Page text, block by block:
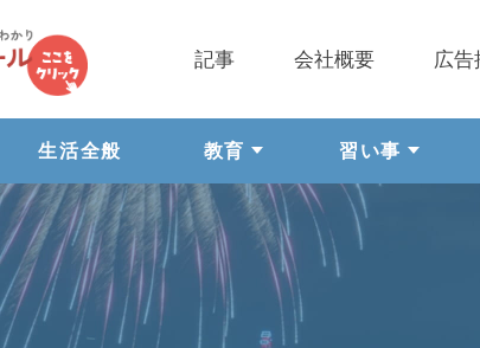
生活全般 教育 習い事
記事 会社概要 広告